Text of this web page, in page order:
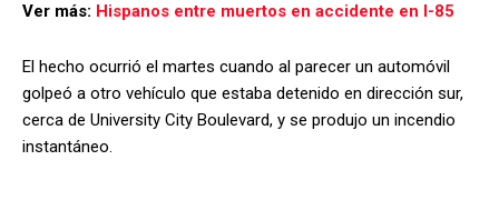
Ver más: Hispanos entre muertos en accidente en I-85
El hecho ocurrió el martes cuando al parecer un automóvil
golpeó a otro vehículo que estaba detenido en dirección sur,
cerca de University City Boulevard, y se produjo un incendio
instantáneo.